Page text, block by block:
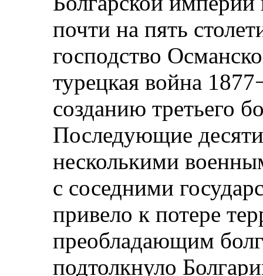
почти на пять
господство
турецкая война
созданию третьего
Последующие
несколькими
с соседними
привело к потере
преобладающим
подтолкнуло